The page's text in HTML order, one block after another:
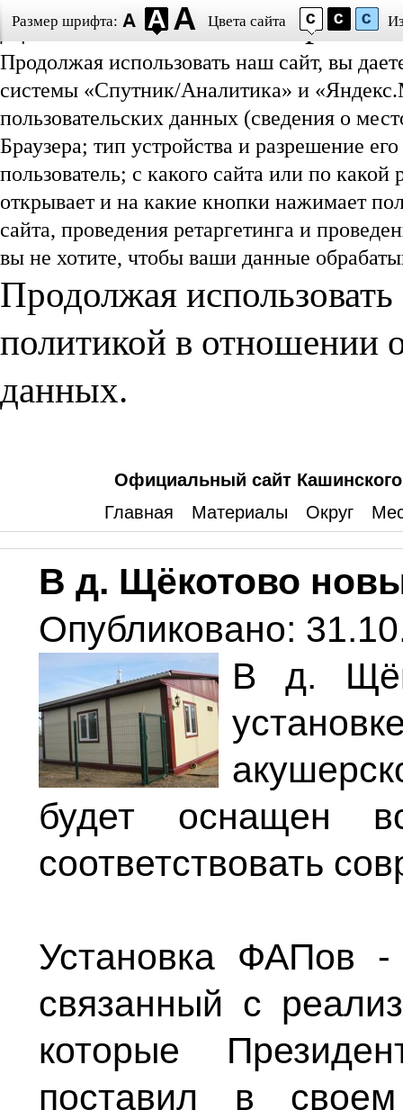
Даю согласие на
Продолжая использовать наш сайт, вы
системы «Спутник/Аналитика» и
пользовательских данных (сведения о
Браузера; тип устройства и разрешение
пользователь; с какого сайта или по
открывает и на какие кнопки нажимает
сайта, проведения ретаргетинга и
вы не хотите, чтобы ваши данные
Продолжая
политикой в отношении
данных.
Размер шрифта: Цвета сайта
Официальный сайт Кашинского
Главная
Материалы Округ
В д. Щёкотово
Опубликовано:
В д.
будет оснащен
соответствовать
Установка ФАПов
связанный с
которые
поставил в